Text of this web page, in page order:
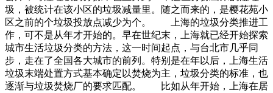
圾，被统计在该小区的垃圾减量里。随之而来的，是樱花苑小
区之前的个垃圾投放点减少为个。 上海的垃圾分类推进工
作，可不是从年才开始的。早在世纪末，上海就已经开始探索
城市生活垃圾分类的方法，这一时间起点，与台北市几乎同
步，走在了全国各大城市的前列。特别是在年以后，上海生活
垃圾末端处置方式基本确定以焚烧为主，垃圾分类的标准，也
逐渐与垃圾焚烧厂的要求匹配。 比如从年开始，上海在居